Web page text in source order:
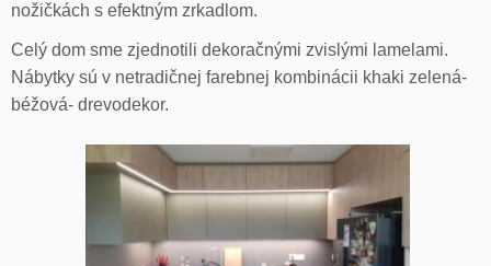
nožičkách s efektným zrkadlom.
Celý dom sme zjednotili dekoračnými zvislými lamelami.
Nábytky sú v netradičnej farebnej kombinácii khaki zelená-
béžová- drevodekor.